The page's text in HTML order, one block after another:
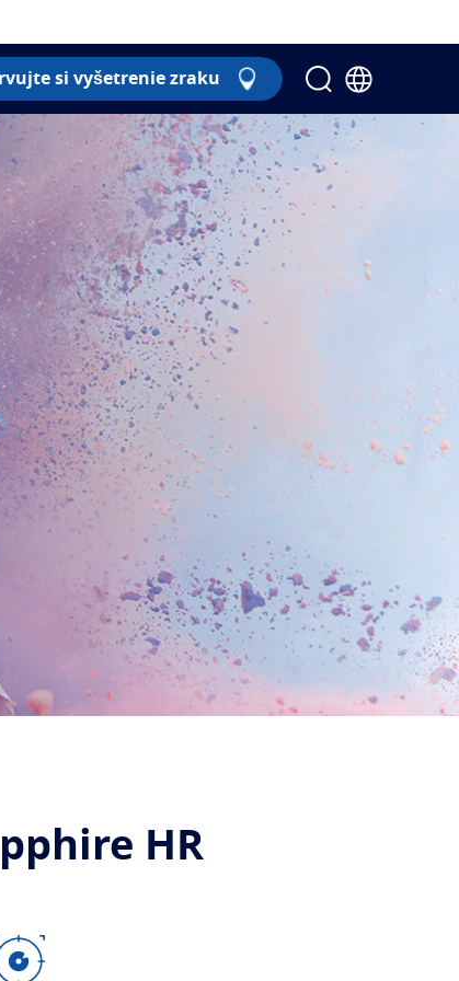
si vyšetrenie zraku
HR